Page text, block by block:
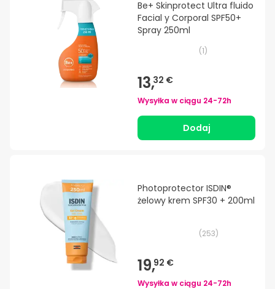
Be+ Skinprotect Ultra fluido
Facial y Corporal SPF50+
Spray 250ml
(1)
13,32 €
Wysyłka w ciągu 24-72h
Dodaj
Photoprotector ISDIN®
żelowy krem SPF30 + 200ml
(253)
19,92 €
Wysyłka w ciągu 24-72h